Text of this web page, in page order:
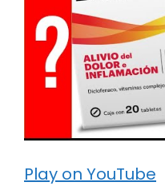
Play on YouTube